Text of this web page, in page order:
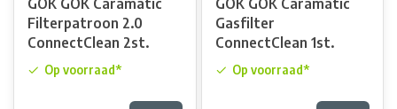
GOK GOK Caramatic
Filterpatroon 2.0
ConnectClean 2st.
Op voorraad*
GOK GOK Caramatic
Gasfilter
ConnectClean 1st.
Op voorraad*